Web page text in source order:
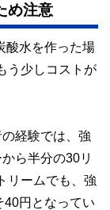
め注意
酸水を作った場
う少しコストが
経験では、強
ら半分の30リ
リームでも、強
40円となってい